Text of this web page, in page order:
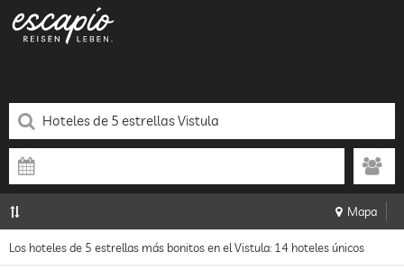
Mapa
Los hoteles de 5 estrellas más bonitos en el Vistula: 14 hoteles únicos